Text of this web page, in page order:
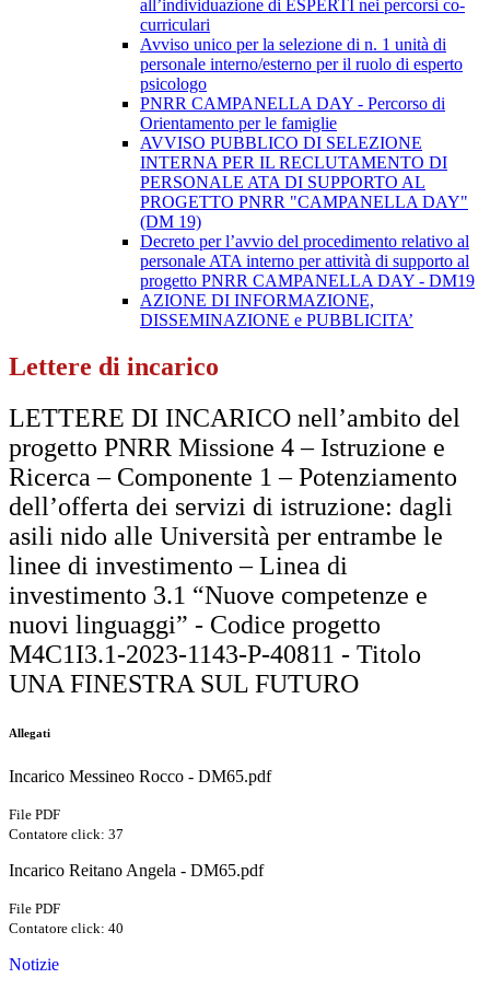
all’individuazione di ESPERTI nei percorsi co-
curriculari
Avviso unico per la selezione di n. 1 unità di
personale interno/esterno per il ruolo di esperto
psicologo
PNRR CAMPANELLA DAY - Percorso di
Orientamento per le famiglie
AVVISO PUBBLICO DI SELEZIONE
INTERNA PER IL RECLUTAMENTO DI
PERSONALE ATA DI SUPPORTO AL
PROGETTO PNRR "CAMPANELLA DAY"
(DM 19)
Decreto per l’avvio del procedimento relativo al
personale ATA interno per attività di supporto al
progetto PNRR CAMPANELLA DAY - DM19
AZIONE DI INFORMAZIONE,
DISSEMINAZIONE e PUBBLICITA’
Lettere di incarico
LETTERE DI INCARICO nell’ambito del
progetto PNRR Missione 4 – Istruzione e
Ricerca – Componente 1 – Potenziamento
dell’offerta dei servizi di istruzione: dagli
asili nido alle Università per entrambe le
linee di investimento – Linea di
investimento 3.1 “Nuove competenze e
nuovi linguaggi” - Codice progetto
M4C1I3.1-2023-1143-P-40811 - Titolo
UNA FINESTRA SUL FUTURO
Allegati
Incarico Messineo Rocco - DM65.pdf
File PDF
Contatore click: 37
Incarico Reitano Angela - DM65.pdf
File PDF
Contatore click: 40
Notizie